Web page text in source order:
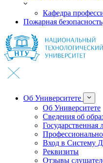
Кафедра
Пожарная безопасность
Об Университете
Об Университете
Сведения об
Вход в Систему
Реквизиты
Отзывы